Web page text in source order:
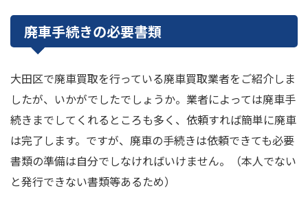
廃車手続きの必要書類
大田区で廃車買取を行っている廃車買取業者をご紹介しま
したが、いかがでしたでしょうか。業者によっては廃車手
続きまでしてくれるところも多く、依頼すれば簡単に廃車
は完了します。ですが、廃車の手続きは依頼できても必要
書類の準備は自分でしなければいけません。（本人でない
と発行できない書類等あるため）